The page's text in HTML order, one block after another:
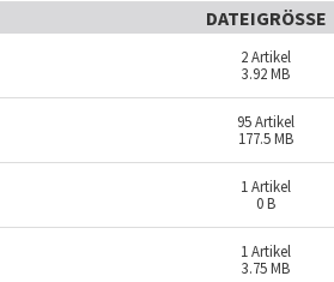
DATEIGRÖSSE
2Artikel
3.92 MB
95Artikel
177.5 MB
1 Artikel
0 B
1 Artikel
3.75 MB